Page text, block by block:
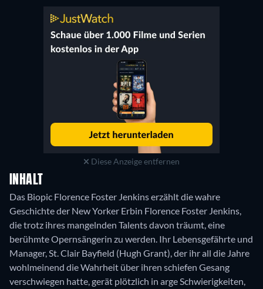
Diese Anzeige entfernen
INHALT
Das Biopic Florence Foster Jenkins erzählt die wahre
Geschichte der New Yorker Erbin Florence Foster Jenkins,
die trotz ihres mangelnden Talents davon träumt, eine
berühmte Opernsängerin zu werden. Ihr Lebensgefährte und
Manager, St. Clair Bayfield (Hugh Grant), der ihr all die Jahre
wohlmeinend die Wahrheit über ihren schiefen Gesang
verschwiegen hatte, gerät plötzlich in arge Schwierigkeiten,